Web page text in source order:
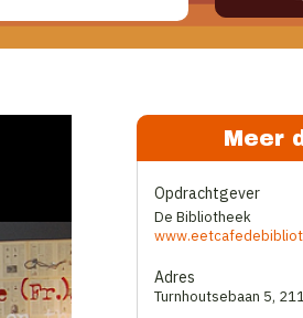
Meer
Opdrachtgever
De Bibliotheek
Adres
Turnhoutsebaan 5,